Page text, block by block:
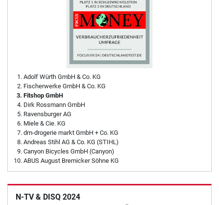
Adolf Würth GmbH & Co. KG
Fischerwerke GmbH & Co. KG
Fitshop GmbH
Dirk Rossmann GmbH
Ravensburger AG
Miele & Cie. KG
dm-drogerie markt GmbH + Co. KG
Andreas Stihl AG & Co. KG (STIHL)
Canyon Bicycles GmbH (Canyon)
ABUS August Bremicker Söhne KG
N-TV & DISQ 2024